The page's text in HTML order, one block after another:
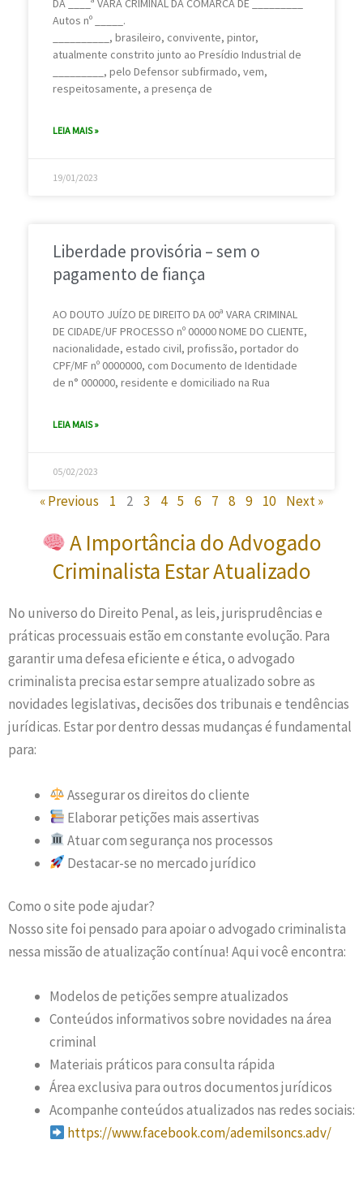
DA ____ª VARA CRIMINAL DA COMARCA DE _________
Autos nº _____.
__________, brasileiro, convivente, pintor,
atualmente constrito junto ao Presídio Industrial de
_________, pelo Defensor subfirmado, vem,
respeitosamente, a presença de
LEIA MAIS »
19/01/2023
Liberdade provisória – sem o
pagamento de fiança
AO DOUTO JUÍZO DE DIREITO DA 00ª VARA CRIMINAL
DE CIDADE/UF PROCESSO nº 00000 NOME DO CLIENTE,
nacionalidade, estado civil, profissão, portador do
CPF/MF nº 0000000, com Documento de Identidade
de n° 000000, residente e domiciliado na Rua
LEIA MAIS »
05/02/2023
« Previous 1 2 3 4 5 6 7 8 9 10 Next »
A Importância do Advogado
Criminalista Estar Atualizado
No universo do Direito Penal, as leis, jurisprudências e
práticas processuais estão em constante evolução. Para
garantir uma defesa eficiente e ética, o advogado
criminalista precisa estar sempre atualizado sobre as
novidades legislativas, decisões dos tribunais e tendências
jurídicas. Estar por dentro dessas mudanças é fundamental
para:
Assegurar os direitos do cliente
Elaborar petições mais assertivas
Atuar com segurança nos processos
Destacar-se no mercado jurídico
Como o site pode ajudar?
Nosso site foi pensado para apoiar o advogado criminalista
nessa missão de atualização contínua! Aqui você encontra:
Modelos de petições sempre atualizados
Conteúdos informativos sobre novidades na área
criminal
Materiais práticos para consulta rápida
Área exclusiva para outros documentos jurídicos
Acompanhe conteúdos atualizados nas redes sociais:
https://www.facebook.com/ademilsoncs.adv/